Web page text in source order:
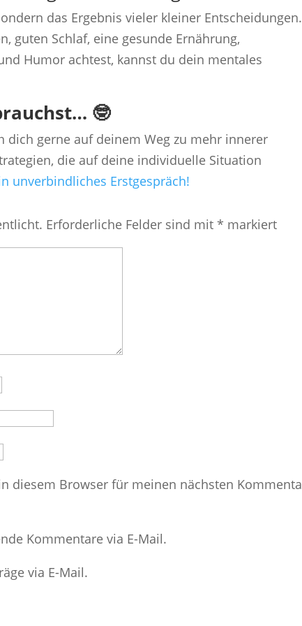
das Ergebnis vieler kleiner Entscheidungen.
guten Schlaf, eine gesunde Ernährung,
Humor achtest, kannst du dein mentales
🤓
dich gerne auf deinem Weg zu mehr innerer
die auf deine individuelle Situation
unverbindliches Erstgespräch!
Erforderliche Felder sind mit* markiert
diesem Browser für meinen nächsten
Kommentare via E-Mail.
via E-Mail.